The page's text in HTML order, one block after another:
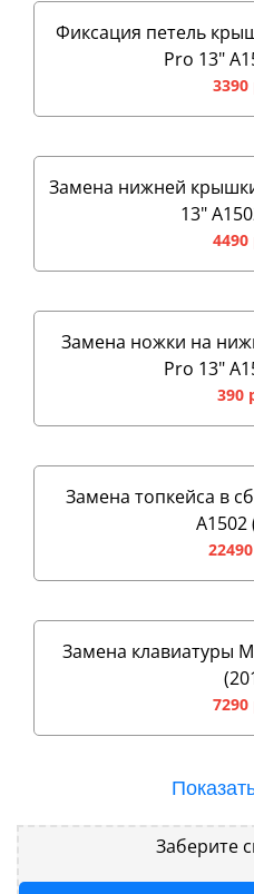
Фиксация петель
Pro 13"
3390
Замена нижней
13"
4490
Замена ножки на
Pro 13"
390
Замена топкейса в
A1502
Замена клавиатуры
7290
Заберите